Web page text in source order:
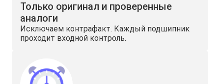
Только оригинал и проверенные
аналоги
Исключаем контрафакт. Каждый подшипник
проходит входной контроль.